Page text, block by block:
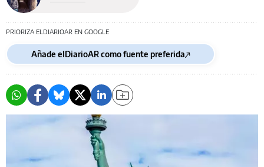
PRIORIZA ELDIARIOAR EN GOOGLE
Añade elDiarioAR como fuente preferida